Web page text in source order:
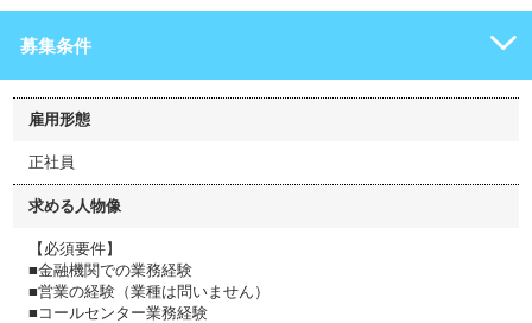
募集条件
雇用形態
正社員
求める人物像
【必須要件】
■金融機関での業務経験
■営業の経験（業種は問いません）
■コールセンター業務経験